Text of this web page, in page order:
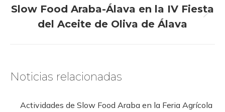
siguiente:
Slow Food Araba-Álava en la IV Fiesta
del Aceite de Oliva de Álava
Noticias relacionadas
Actividades de Slow Food Araba en la Feria Agrícola